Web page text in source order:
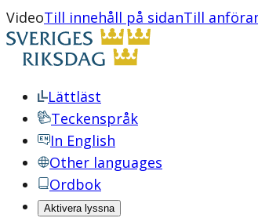
VideoTill innehåll på sidanTill
Lättläst
Teckenspråk
In English
Other languages
Ordbok
Aktivera lyssna